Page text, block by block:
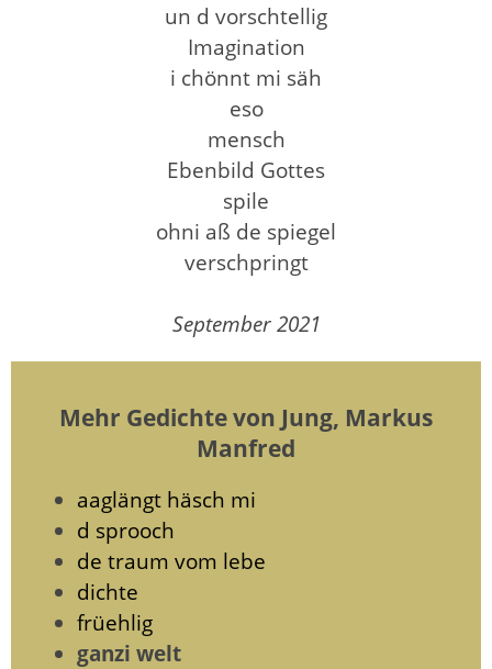
un d vorschtellig
Imagination
i chönnt mi säh
eso
mensch
Ebenbild Gottes
spile
ohni aß de spiegel
verschpringt
September 2021
Mehr Gedichte von Jung, Markus
Manfred
aaglängt häsch mi
d sprooch
de traum vom lebe
dichte
früehlig
ganzi welt